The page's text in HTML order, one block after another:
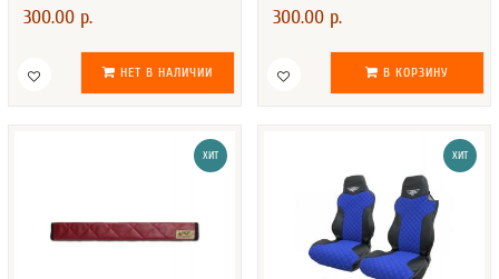
300.00 р.
НЕТ В НАЛИЧИИ
300.00 р.
В КОРЗИНУ
ХИТ ХИТ